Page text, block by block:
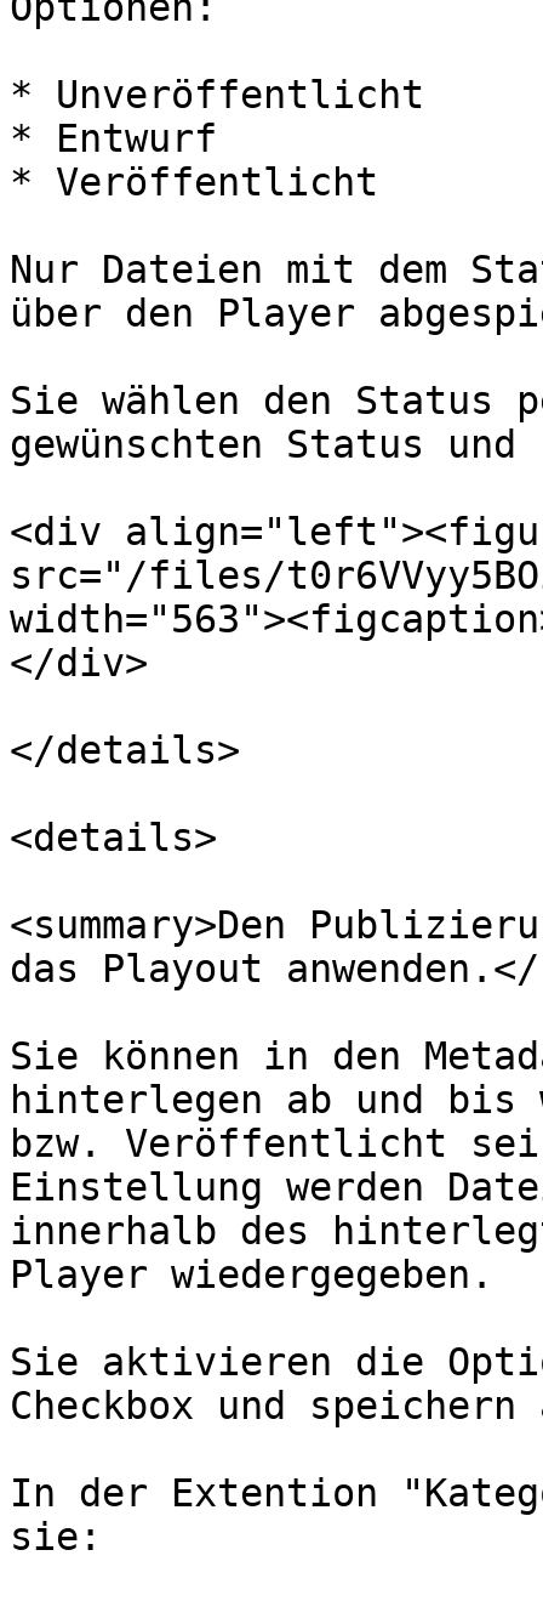
* Unveröffentlicht
* Entwurf
* Veröffentlicht
Nur Dateien mit dem
über den Player
Sie wählen den Status
gewünschten Status
<div
src="/files/
</div>
</details>
<details>
<summary>Den
das Playout anwenden.</
Sie können in den
hinterlegen ab und bis
bzw. Veröffentlicht
Einstellung werden
innerhalb des
Player wiedergegeben.
Sie aktivieren die
Checkbox und
In der Extention
sie: